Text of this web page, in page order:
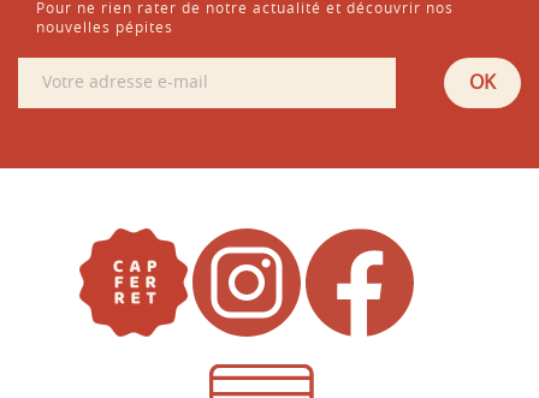
Pour ne rien rater de notre actualité et découvrir nos
nouvelles pépites